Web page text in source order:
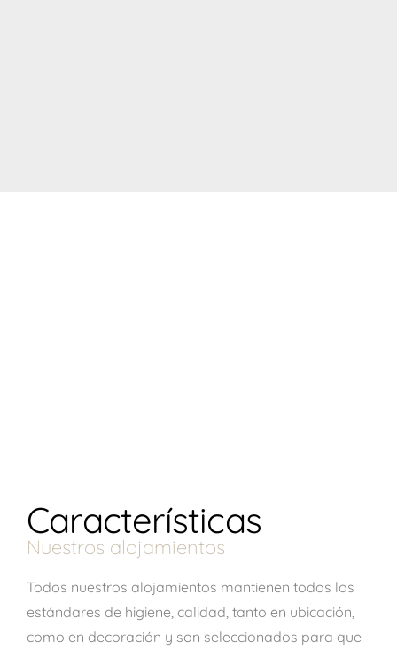
Características
Nuestros alojamientos
Todos nuestros alojamientos mantienen todos los
estándares de higiene, calidad, tanto en ubicación,
como en decoración y son seleccionados para que